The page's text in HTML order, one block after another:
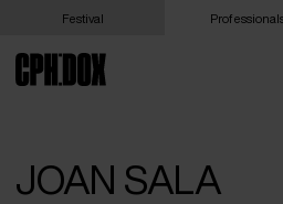
Festival
JOAN SALA